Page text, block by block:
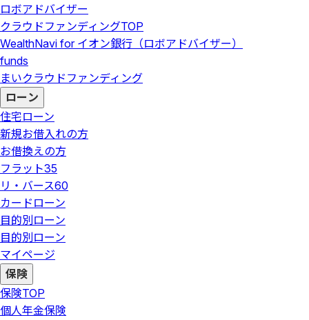
ロボアドバイザー
クラウドファンディングTOP
WealthNavi for イオン銀行（ロボアドバイザー）
funds
まいクラウドファンディング
ローン
住宅ローン
新規お借入れの方
お借換えの方
フラット35
リ・バース60
カードローン
目的別ローン
目的別ローン
マイページ
保険
保険TOP
個人年金保険